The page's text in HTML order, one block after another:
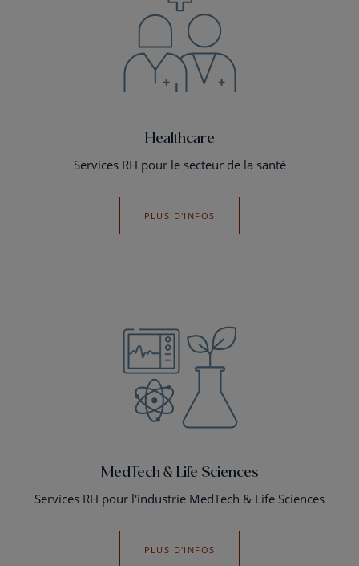
Healthcare
Services RH pour le secteur de la santé
PLUS D'INFOS
MedTech & Life Sciences
Services RH pour l'industrie MedTech & Life Sciences
PLUS D'INFOS